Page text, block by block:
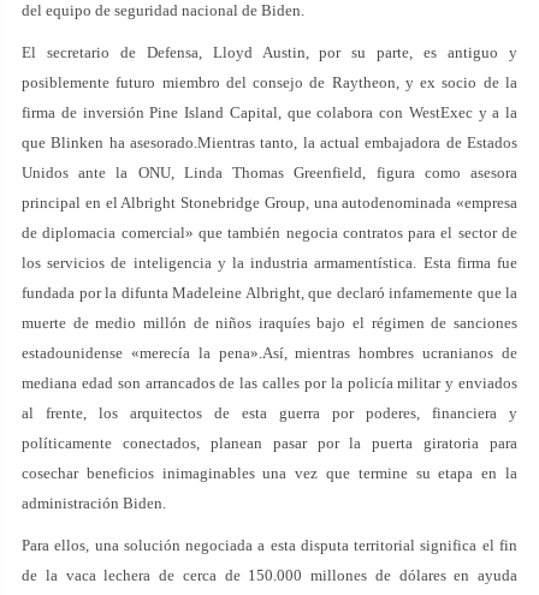
del equipo de seguridad nacional de Biden.
El secretario de Defensa, Lloyd Austin, por su parte, es antiguo y
posiblemente futuro miembro del consejo de Raytheon, y ex socio de la
firma de inversión Pine Island Capital, que colabora con WestExec y a la
que Blinken ha asesorado.Mientras tanto, la actual embajadora de Estados
Unidos ante la ONU, Linda Thomas Greenfield, figura como asesora
principal en el Albright Stonebridge Group, una autodenominada «empresa
de diplomacia comercial» que también negocia contratos para el sector de
los servicios de inteligencia y la industria armamentística. Esta firma fue
fundada por la difunta Madeleine Albright, que declaró infamemente que la
muerte de medio millón de niños iraquíes bajo el régimen de sanciones
estadounidense «merecía la pena».Así, mientras hombres ucranianos de
mediana edad son arrancados de las calles por la policía militar y enviados
al frente, los arquitectos de esta guerra por poderes, financiera y
políticamente conectados, planean pasar por la puerta giratoria para
cosechar beneficios inimaginables una vez que termine su etapa en la
administración Biden.
Para ellos, una solución negociada a esta disputa territorial significa el fin
de la vaca lechera de cerca de 150.000 millones de dólares en ayuda